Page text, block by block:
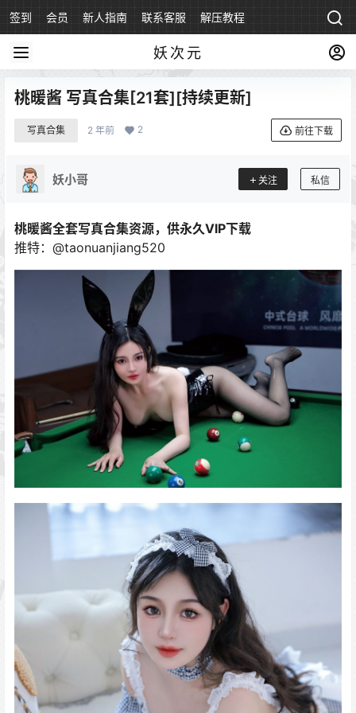
签到 会员 新人指南 联系客服 解压教程
妖次元
桃暖酱 写真合集[21套][持续更新]
写真合集 2 年前 2 前往下载
妖小哥 关注 私信
桃暖酱全套写真合集资源，供永久VIP下载
推特：@taonuanjiang520